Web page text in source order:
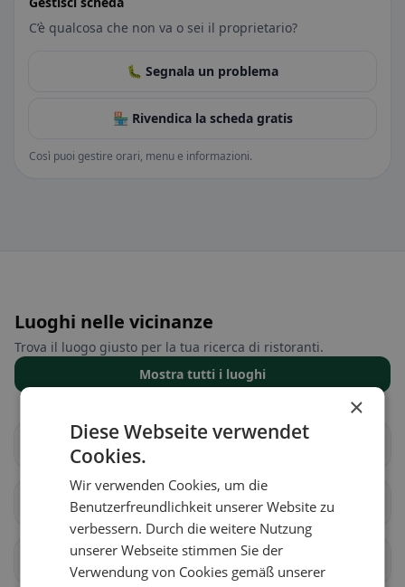
C’è qualcosa che non va o sei il proprietario?
🐛 Segnala un problema
🏪 Rivendica la scheda gratis
Così puoi gestire orari, menu e informazioni.
Luoghi nelle vicinanze
Trova il luogo giusto per la tua ricerca di ristoranti.
Mostra tutti i luoghi
Alagna Albonese
Albuzzano Arena Po
Badia Pavese Bagnaria
×
Diese Webseite verwendet
Cookies.
Wir verwenden Cookies, um die
Benutzerfreundlichkeit unserer Website zu
verbessern. Durch die weitere Nutzung
unserer Webseite stimmen Sie der
Verwendung von Cookies gemäß unserer